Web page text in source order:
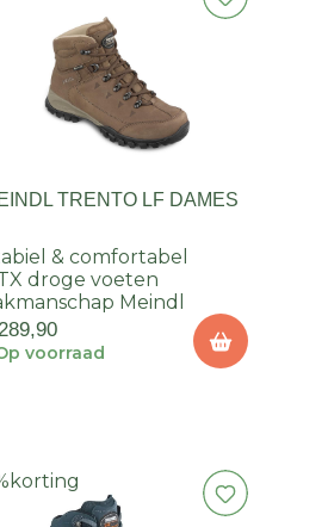
TRENTO LF DAMES
& comfortabel
droge voeten
Meindl
voorraad
korting